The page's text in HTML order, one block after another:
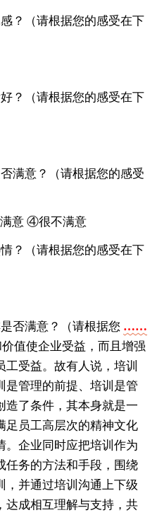
？（请根据您的感受在下
？（请根据您的感受在下
满意？（请根据您的感受
意 ④很不满意
？（请根据您的感受在下
否满意？（请根据您 ……
值使企业受益，而且增强
工受益。故有人说，培训
是管理的前提、培训是管
造了条件，其本身就是一
足员工高层次的精神文化
。企业同时应把培训作为
任务的方法和手段，围绕
，并通过培训沟通上下级
达成相互理解与支持，共